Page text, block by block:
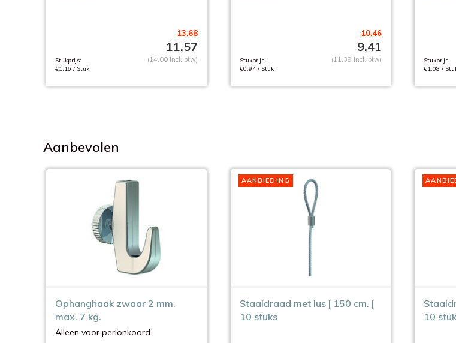
13,68
11,57
Stukprijs:
€1,16 / Stuk
(14,00 Incl. btw)
10,46
9,41
Stukprijs:
€0,94 / Stuk
(11,39 Incl. btw)
Stukprijs:
€1,08 /
Aanbevolen
Ophanghaak zwaar 2 mm.
max. 7 kg.
Alleen voor perlonkoord
AANBIEDING
Staaldraad met lus | 150 cm. |
10 stuks
10